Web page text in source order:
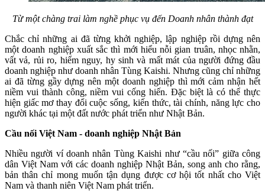
Từ một chàng trai làm nghề phục vụ đến Doanh nhân thành đạt
Chắc chỉ những ai đã từng khởi nghiệp, lập nghiệp rồi dựng nên
một doanh nghiệp xuất sắc thì mới hiểu nỗi gian truân, nhọc nhằn,
vất vả, rủi ro, hiểm nguy, hy sinh và mất mát của người đứng đầu
doanh nghiệp như doanh nhân Tùng Kaishi. Nhưng cũng chỉ những
ai đã từng gầy dựng nên một doanh nghiệp thì mới cảm nhận hết
niềm vui thành công, niềm vui cống hiến. Đặc biệt là có thể thực
hiện giấc mơ thay đổi cuộc sống, kiến thức, tài chính, năng lực cho
người khác tại một đất nước phát triển như Nhật Bản.
Cầu nối Việt Nam - doanh nghiệp Nhật Bản
Nhiều người ví doanh nhân Tùng Kaishi như “cầu nối” giữa công
dân Việt Nam với các doanh nghiệp Nhật Bản, song anh cho rằng,
bản thân chỉ mong muốn tận dụng được cơ hội tốt nhất cho Việt
Nam và thanh niên Việt Nam phát triển.